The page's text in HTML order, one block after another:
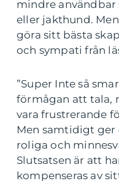
mindre
eller jakthund.
göra sitt bästa
och sympati från
”Super Inte så
förmågan att tala,
vara frustrerande
Men samtidigt
roliga och
Slutsatsen är att
kompenseras av